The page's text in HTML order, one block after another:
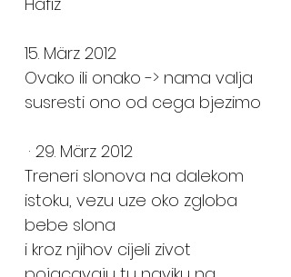
15. März 2012
Ovako ili onako -> nama valja
susresti ono od cega bjezimo
· 29. März 2012
Treneri slonova na dalekom
istoku, vezu uze oko zgloba
bebe slona
i kroz njihov cijeli zivot